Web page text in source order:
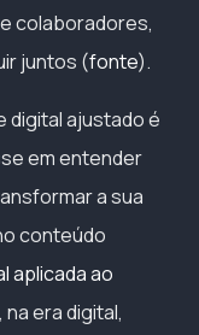
colaboradores,
juntos (fonte).
digital ajustado é
em entender
a sua
conteúdo
aplicada ao
era digital,